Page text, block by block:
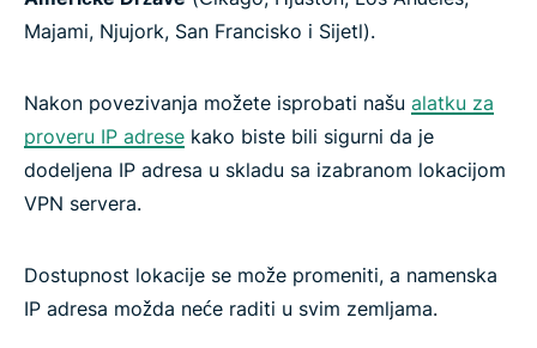
Majami, Njujork, San Francisko i Sijetl).
Nakon povezivanja možete isprobati našu alatku za
proveru IP adrese kako biste bili sigurni da je
dodeljena IP adresa u skladu sa izabranom lokacijom
VPN servera.
Dostupnost lokacije se može promeniti, a namenska
IP adresa možda neće raditi u svim zemljama.